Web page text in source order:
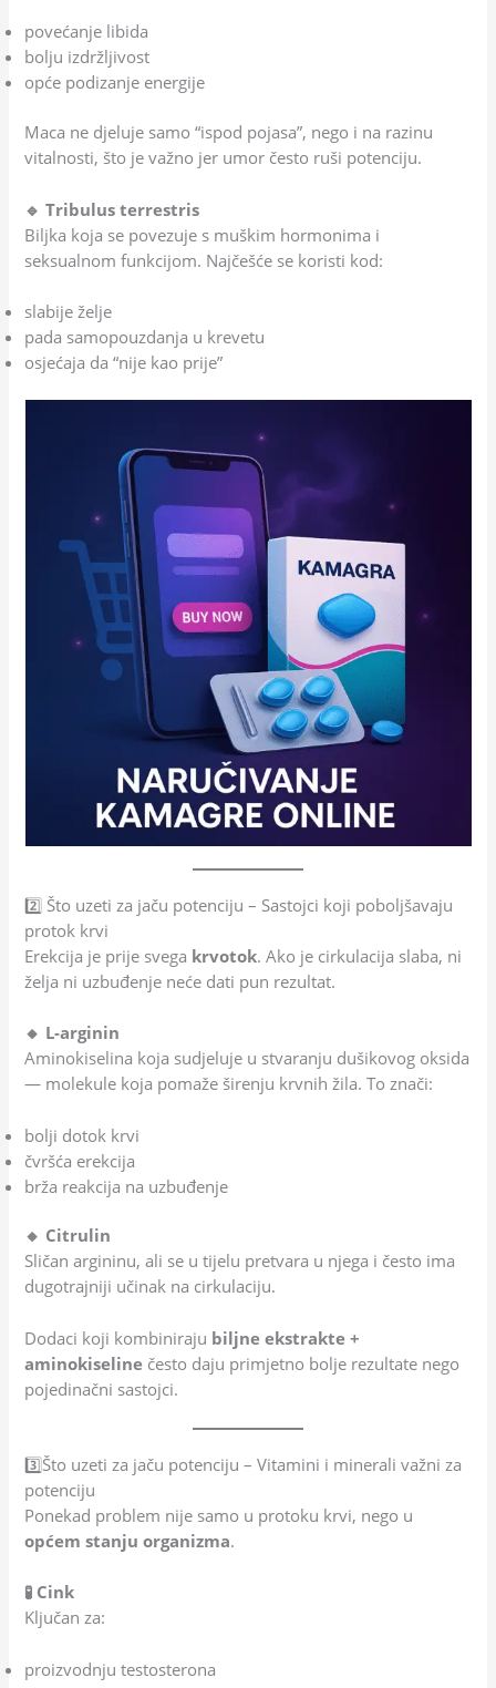
povećanje libida
bolju izdržljivost
opće podizanje energije
Maca ne djeluje samo “ispod pojasa”, nego i na razinu
vitalnosti, što je važno jer umor često ruši potenciju.
🔹 Tribulus terrestris
Biljka koja se povezuje s muškim hormonima i
seksualnom funkcijom. Najčešće se koristi kod:
slabije želje
pada samopouzdanja u krevetu
osjećaja da “nije kao prije”
2️⃣ Što uzeti za jaču potenciju – Sastojci koji poboljšavaju
protok krvi
Erekcija je prije svega krvotok. Ako je cirkulacija slaba, ni
želja ni uzbuđenje neće dati pun rezultat.
🔸 L-arginin
Aminokiselina koja sudjeluje u stvaranju dušikovog oksida
— molekule koja pomaže širenju krvnih žila. To znači:
bolji dotok krvi
čvršća erekcija
brža reakcija na uzbuđenje
🔸 Citrulin
Sličan argininu, ali se u tijelu pretvara u njega i često ima
dugotrajniji učinak na cirkulaciju.
Dodaci koji kombiniraju biljne ekstrakte +
aminokiseline često daju primjetno bolje rezultate nego
pojedinačni sastojci.
3️⃣Što uzeti za jaču potenciju – Vitamini i minerali važni za
potenciju
Ponekad problem nije samo u protoku krvi, nego u
općem stanju organizma.
🧪 Cink
Ključan za:
proizvodnju testosterona